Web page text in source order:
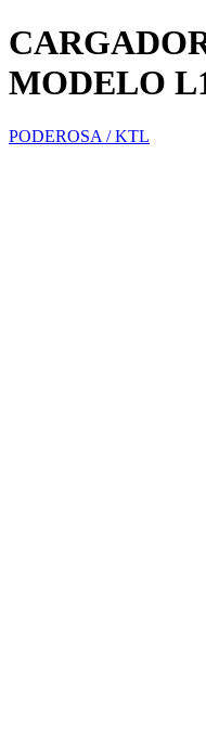
MODELO
PODEROSA / KTL